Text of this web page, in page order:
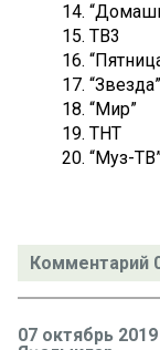
14.
15. ТВ3
16.
17. “Звезда”
18. “Мир”
19. ТНТ
20. “Муз-
Комментарий
07 октябрь 2019